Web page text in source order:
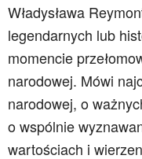
Władysława
legendarnych lub
momencie
narodowej. Mówi
narodowej, o
o wspólnie
wartościach i